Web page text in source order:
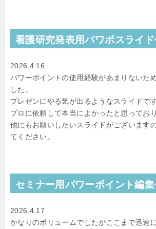
看護研究発表用パワポスライ
2026.4.16
パワーポイントの使用経験があまりないた
した。
プレゼンにやる気が出るようなスライドです
プロに依頼して本当によかったと思っており
他にもお願いしたいスライドがございます
てください。
セミナー用パワーポイント編
2026.4.17
かなりのボリュームでしたがここまで迅速